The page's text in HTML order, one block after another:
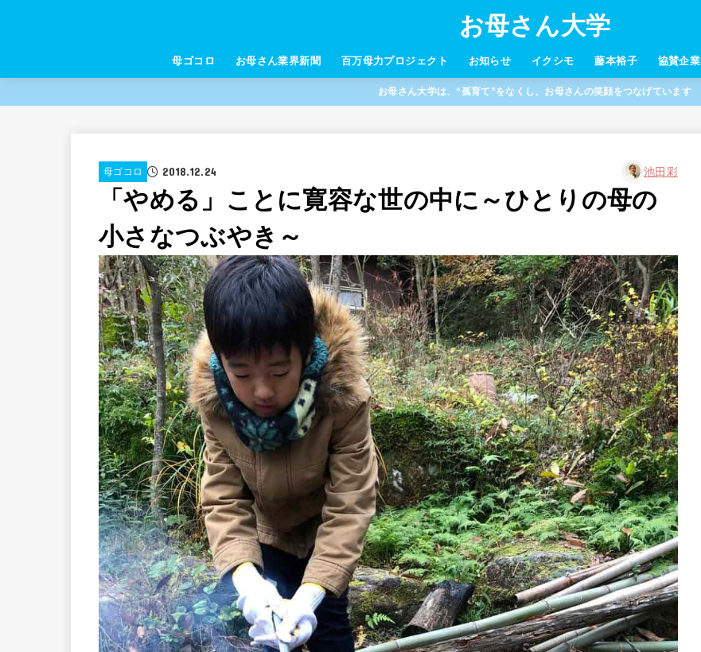
お母さん大学
母ゴコロ お母さん業界新聞 百万母力プロジェクト お知らせ イクシモ 藤本裕子 協賛企業
お母さん大学は、“孤育て”をなくし、お母さんの笑顔をつなげています
母ゴコロ 2018.12.24 池田彩
「やめる」ことに寛容な世の中に～ひとりの母の
小さなつぶやき～